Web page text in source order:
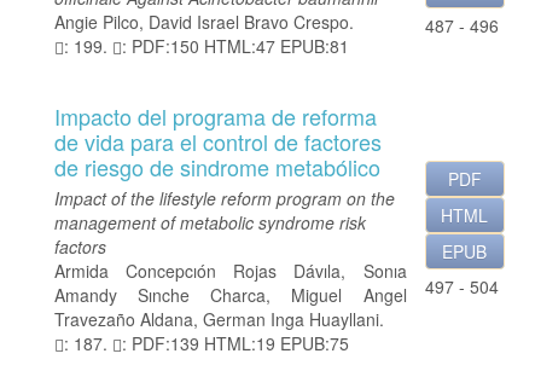
Angie Pilco, David Israel Bravo Crespo.
: 199.
: PDF:150 HTML:47 EPUB:81
487 - 496
Impacto del programa de reforma
de vida para el control de factores
de riesgo de sindrome metabólico
Impact of the lifestyle reform program on the
management of metabolic syndrome risk
factors
Armida Concepcıón Rojas Dávıla, Sonıa
Amandy Sınche Charca, Miguel Angel
Travezaño Aldana, German Inga Huayllani.
: 187.
: PDF:139 HTML:19 EPUB:75
PDF
HTML
EPUB
497 - 504